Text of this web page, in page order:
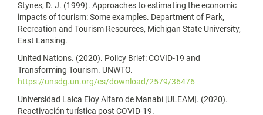
Stynes, D. J. (1999). Approaches to estimating the economic
impacts of tourism: Some examples. Department of Park,
Recreation and Tourism Resources, Michigan State University,
East Lansing.
United Nations. (2020). Policy Brief: COVID-19 and
Transforming Tourism. UNWTO.
https://unsdg.un.org/es/download/2579/36476
Universidad Laica Eloy Alfaro de Manabí [ULEAM]. (2020).
Reactivación turística post COVID-19.